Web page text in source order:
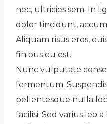
nec, ultricies sem. In
dolor tincidunt,
Aliquam risus eros,
finibus eu est.
Nunc vulputate
fermentum.
pellentesque nulla
facilisi. Sed varius leo